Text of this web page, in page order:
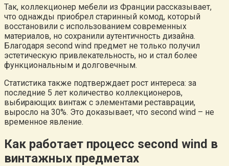
Так, коллекционер мебели из Франции рассказывает,
что однажды приобрел старинный комод, который
восстановили с использованием современных
материалов, но сохранили аутентичность дизайна.
Благодаря second wind предмет не только получил
эстетическую привлекательность, но и стал более
функциональным и долговечным.
Статистика также подтверждает рост интереса: за
последние 5 лет количество коллекционеров,
выбирающих винтаж с элементами реставрации,
выросло на 30%. Это доказывает, что second wind – не
временное явление.
Как работает процесс second wind в
винтажных предметах